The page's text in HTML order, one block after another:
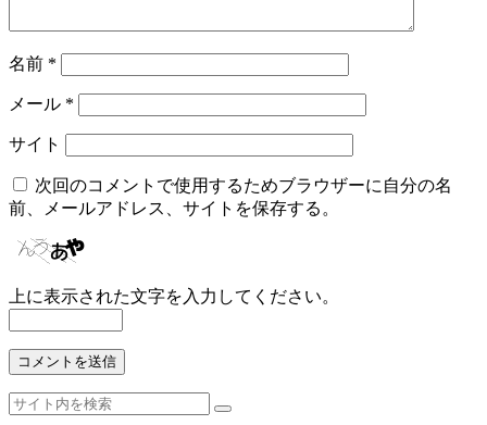
名前 *
メール *
サイト
次回のコメントで使用するためブラウザーに自分の名
前、メールアドレス、サイトを保存する。
上に表示された文字を入力してください。